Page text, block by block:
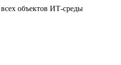
объектов ИТ-среды